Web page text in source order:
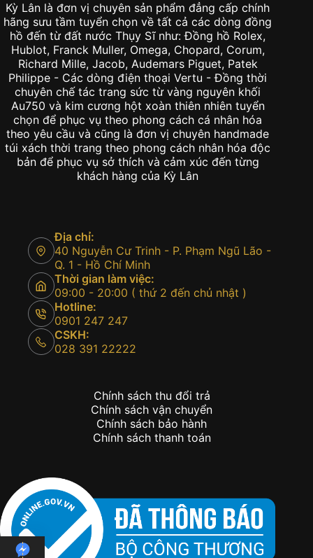
Kỳ Lân là đơn vị chuyên sản phẩm đẳng cấp chính
hãng sưu tầm tuyển chọn về tất cả các dòng đồng
hồ đến từ đất nước Thụy Sĩ như: Đồng hồ Rolex,
Hublot, Franck Muller, Omega, Chopard, Corum,
Richard Mille, Jacob, Audemars Piguet, Patek
Philippe - Các dòng điện thoại Vertu - Đồng thời
chuyên chế tác trang sức từ vàng nguyên khối
Au750 và kim cương hột xoàn thiên nhiên tuyển
chọn để phục vụ theo phong cách cá nhân hóa
theo yêu cầu và cũng là đơn vị chuyên handmade
túi xách thời trang theo phong cách nhân hóa độc
bản để phục vụ sở thích và cảm xúc đến từng
khách hàng của Kỳ Lân
Địa chỉ:
40 Nguyễn Cư Trinh - P. Phạm Ngũ Lão -
Q. 1 - Hồ Chí Minh
Thời gian làm việc:
09:00 - 20:00 ( thứ 2 đến chủ nhật )
Hotline:
0901 247 247
CSKH:
028 391 22222
Chính sách thu đổi trả
Chính sách vận chuyển
Chính sách bảo hành
Chính sách thanh toán